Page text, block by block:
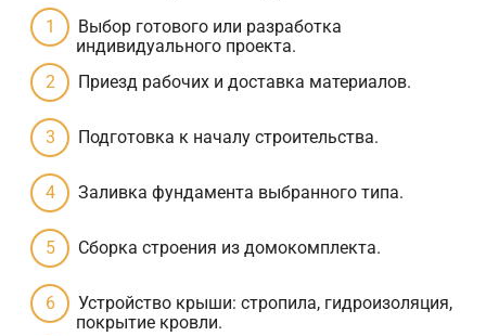
Выбор готового или разработка
индивидуального проекта.
Приезд рабочих и доставка материалов.
Подготовка к началу строительства.
Заливка фундамента выбранного типа.
Сборка строения из домокомплекта.
Устройство крыши: стропила, гидроизоляция,
покрытие кровли.